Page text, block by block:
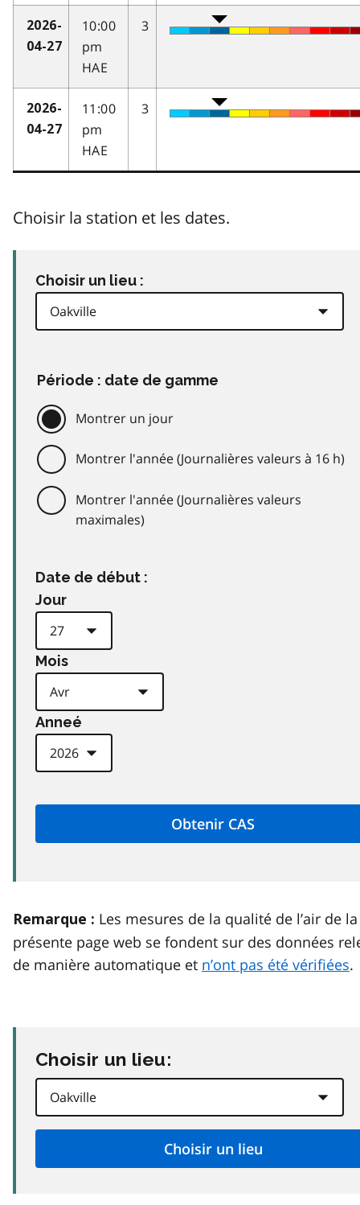
2026-
04-27
10:00
pm
HAE
3
2026-
04-27
11:00
pm
HAE
3
Choisir la station et les dates.
Choisir un lieu :
Période : date de gamme
Montrer un jour
Montrer l'année (Journalières valeurs à 16 h)
Montrer l'année (Journalières valeurs
maximales)
Date de début :
Jour
Mois
Anneé
Remarque : Les mesures de la qualité de l’air de la
présente page web se fondent sur des données
de manière automatique et n’ont pas été vérifiées.
Choisir un lieu: